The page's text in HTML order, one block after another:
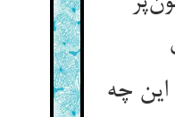
چه